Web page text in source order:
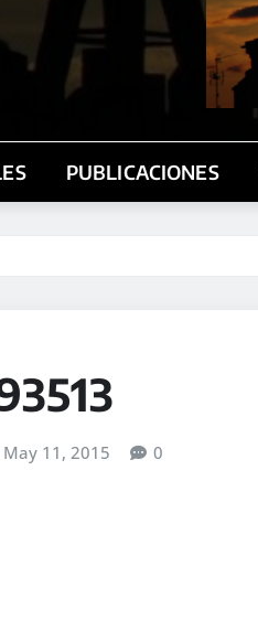
PUBLICACIONES
May 11, 2015 0